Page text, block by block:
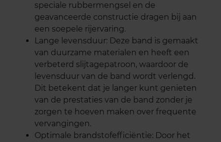
speciale rubbermengsel en de
geavanceerde constructie dragen bij aan
een soepele rijervaring.
Lange levensduur: Deze band is gemaakt
van duurzame materialen en heeft een
verbeterd slijtagepatroon, waardoor de
levensduur van de band wordt verlengd.
Dit betekent dat je langer kunt genieten
van de prestaties van de band zonder je
zorgen te hoeven maken over frequente
vervangingen.
Optimale brandstofefficiëntie: Door het